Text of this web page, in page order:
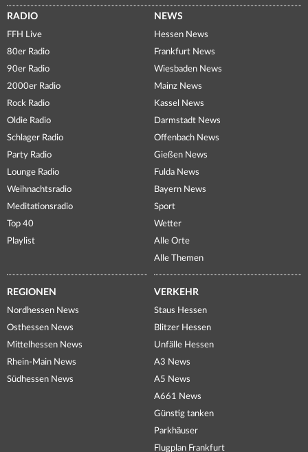
RADIO
FFH Live
80er Radio
90er Radio
2000er Radio
Rock Radio
Oldie Radio
Schlager Radio
Party Radio
Lounge Radio
Weihnachtsradio
Meditationsradio
Top 40
Playlist
NEWS
Hessen News
Frankfurt News
Wiesbaden News
Mainz News
Kassel News
Darmstadt News
Offenbach News
Gießen News
Fulda News
Bayern News
Sport
Wetter
Alle Orte
Alle Themen
REGIONEN
Nordhessen News
Osthessen News
Mittelhessen News
Rhein-Main News
Südhessen News
VERKEHR
Staus Hessen
Blitzer Hessen
Unfälle Hessen
A3 News
A5 News
A661 News
Günstig tanken
Parkhäuser
Flugplan Frankfurt